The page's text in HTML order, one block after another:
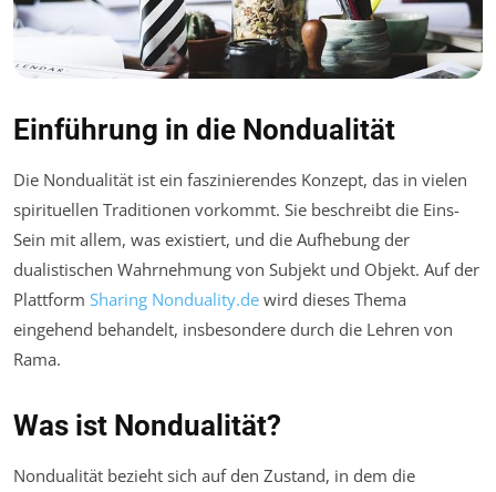
Einführung in die Nondualität
Die Nondualität ist ein faszinierendes Konzept, das in vielen
spirituellen Traditionen vorkommt. Sie beschreibt die Eins-
Sein mit allem, was existiert, und die Aufhebung der
dualistischen Wahrnehmung von Subjekt und Objekt. Auf der
Plattform Sharing Nonduality.de wird dieses Thema
eingehend behandelt, insbesondere durch die Lehren von
Rama.
Was ist Nondualität?
Nondualität bezieht sich auf den Zustand, in dem die